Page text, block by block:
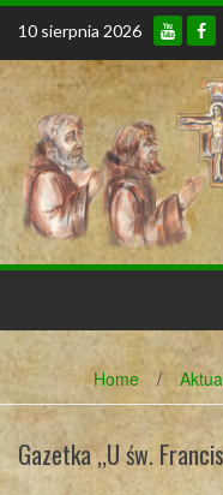
Skip
content
10 sierpnia 2026
Home /
Gazetka ,,U św.